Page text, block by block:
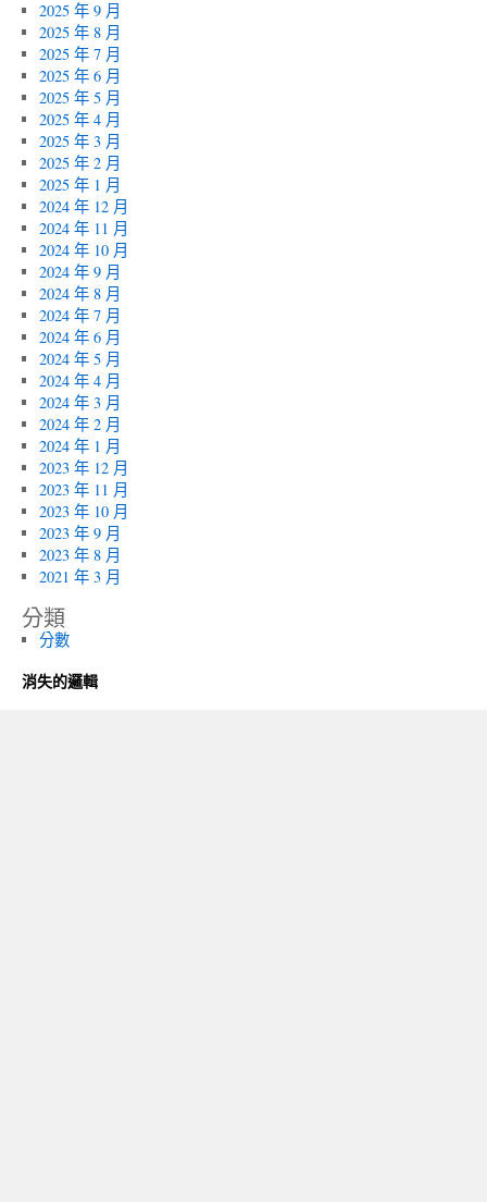
2025 年 9 月
2025 年 8 月
2025 年 7 月
2025 年 6 月
2025 年 5 月
2025 年 4 月
2025 年 3 月
2025 年 2 月
2025 年 1 月
2024 年 12 月
2024 年 11 月
2024 年 10 月
2024 年 9 月
2024 年 8 月
2024 年 7 月
2024 年 6 月
2024 年 5 月
2024 年 4 月
2024 年 3 月
2024 年 2 月
2024 年 1 月
2023 年 12 月
2023 年 11 月
2023 年 10 月
2023 年 9 月
2023 年 8 月
2021 年 3 月
分類
分數
消失的邏輯